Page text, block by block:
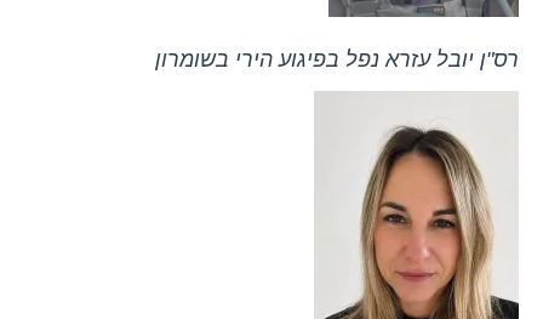
רס"ן יובל עזרא נפל בפיגוע הירי בשומרון